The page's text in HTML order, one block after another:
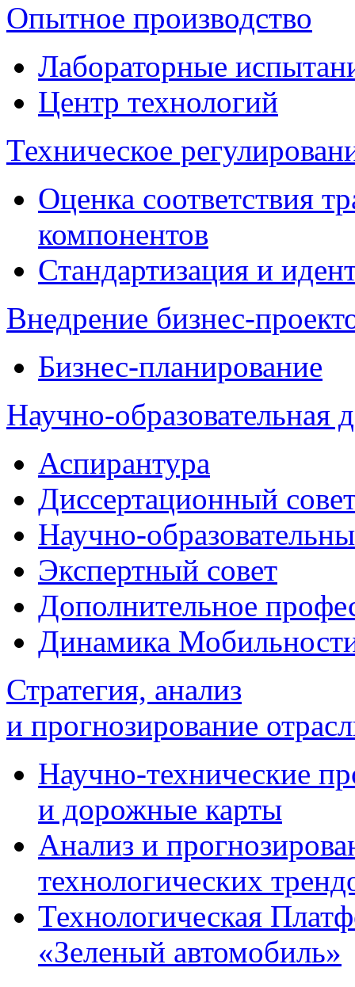
Опытное производство
Лабораторные
Центр технологий
Техническое
Оценка соответствия
компонентов
Стандартизация и
Внедрение бизнес-
Бизнес-планирование
Научно-образовательная
Аспирантура
Диссертационный
Научно-
Экспертный совет
Дополнительное
Динамика
Стратегия, анализ
и прогнозирование
Научно-технические
и дорожные карты
Анализ и
технологических
Технологическая
«Зеленый автомобиль»